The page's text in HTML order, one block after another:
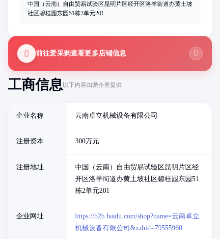
工商信息以下内容由爱企查提供
企业名称 云南卓立机械设备有限公司
注册资本 300万元
注册地址
中国（云南）自由贸易试验区昆明片区经
开区洛羊街道办黄土坡社区碧桂园东园51
栋2单元201
企业网址
https://b2b.baidu.com/shop?name=云南卓立
机械设备有限公司&xzhid=79555960
中国（云南）自由贸易试验区昆明片区经开区洛羊街道办黄土坡
社区碧桂园东园51栋2单元201
前往爱采购查看更多店铺信息